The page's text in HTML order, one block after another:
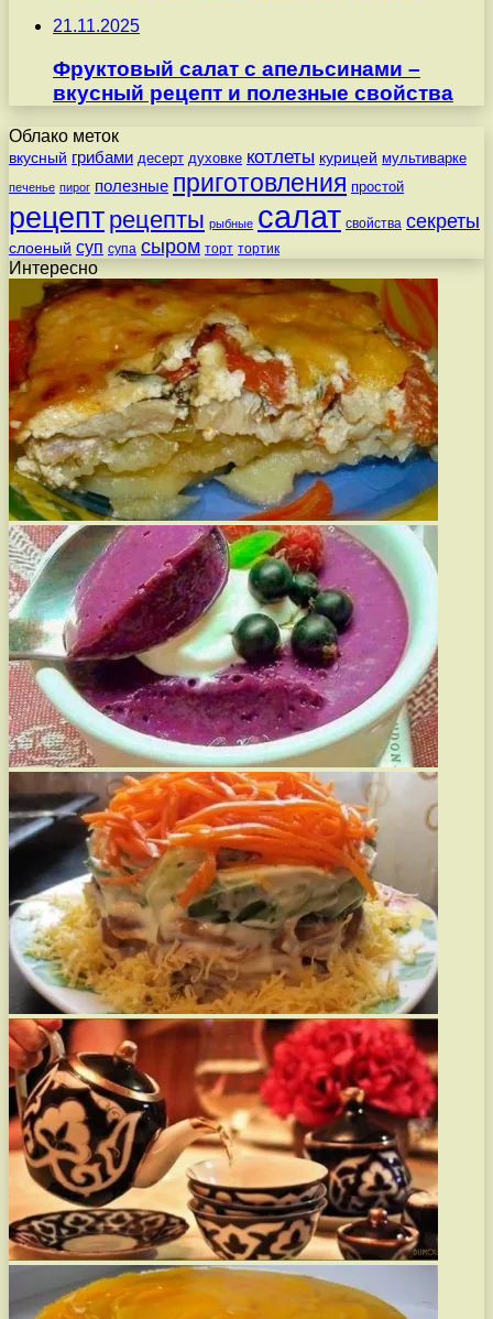
21.11.2025
Фруктовый салат с апельсинами –
вкусный рецепт и полезные свойства
Облако меток
вкусный грибами десерт духовке котлеты курицей мультиварке
печенье пирог полезные приготовления простой
рецепт рецепты рыбные салат свойства секреты
слоеный суп супа сыром торт тортик
Интересно